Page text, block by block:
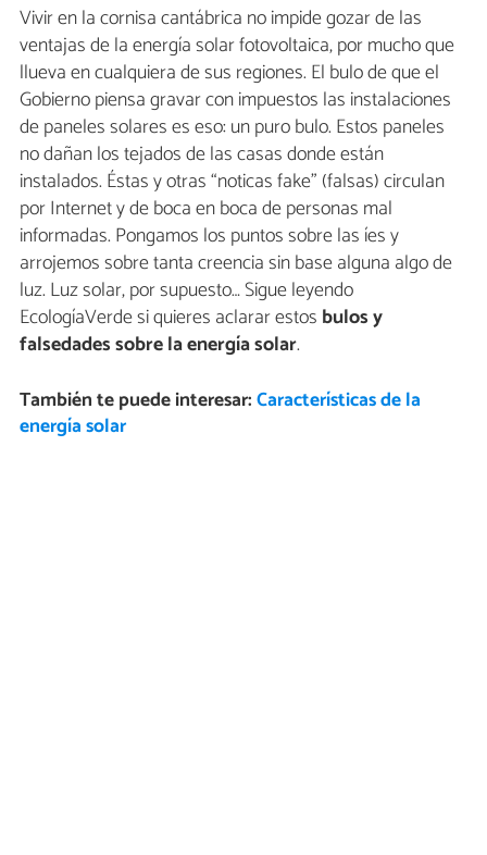
Vivir en la cornisa cantábrica no impide gozar de las
ventajas de la energía solar fotovoltaica, por mucho que
llueva en cualquiera de sus regiones. El bulo de que el
Gobierno piensa gravar con impuestos las instalaciones
de paneles solares es eso: un puro bulo. Estos paneles
no dañan los tejados de las casas donde están
instalados. Éstas y otras “noticas fake” (falsas) circulan
por Internet y de boca en boca de personas mal
informadas. Pongamos los puntos sobre las íes y
arrojemos sobre tanta creencia sin base alguna algo de
luz. Luz solar, por supuesto… Sigue leyendo
EcologíaVerde si quieres aclarar estos bulos y
falsedades sobre la energía solar.
También te puede interesar:Características de la
energía solar